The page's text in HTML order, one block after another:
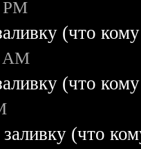
(что
AM
(что
(что